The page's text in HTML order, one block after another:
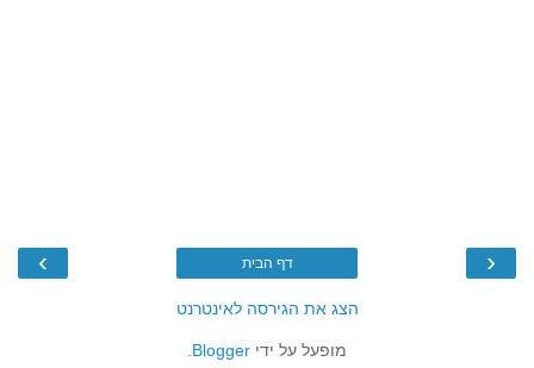
‹
› דף הבית
הצג את הגירסה לאינטרנט
מופעל על ידי Blogger